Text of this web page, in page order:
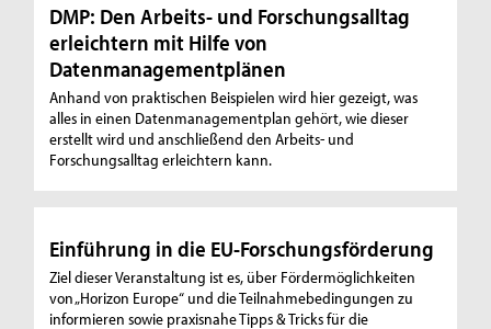
DMP: Den Arbeits- und Forschungsalltag
erleichtern mit Hilfe von
Datenmanagementplänen
Anhand von praktischen Beispielen wird hier gezeigt, was
alles in einen Datenmanagementplan gehört, wie dieser
erstellt wird und anschließend den Arbeits- und
Forschungsalltag erleichtern kann.
Einführung in die EU-Forschungsförderung
Ziel dieser Veranstaltung ist es, über Fördermöglichkeiten
von „Horizon Europe“ und die Teilnahmebedingungen zu
informieren sowie praxisnahe Tipps & Tricks für die